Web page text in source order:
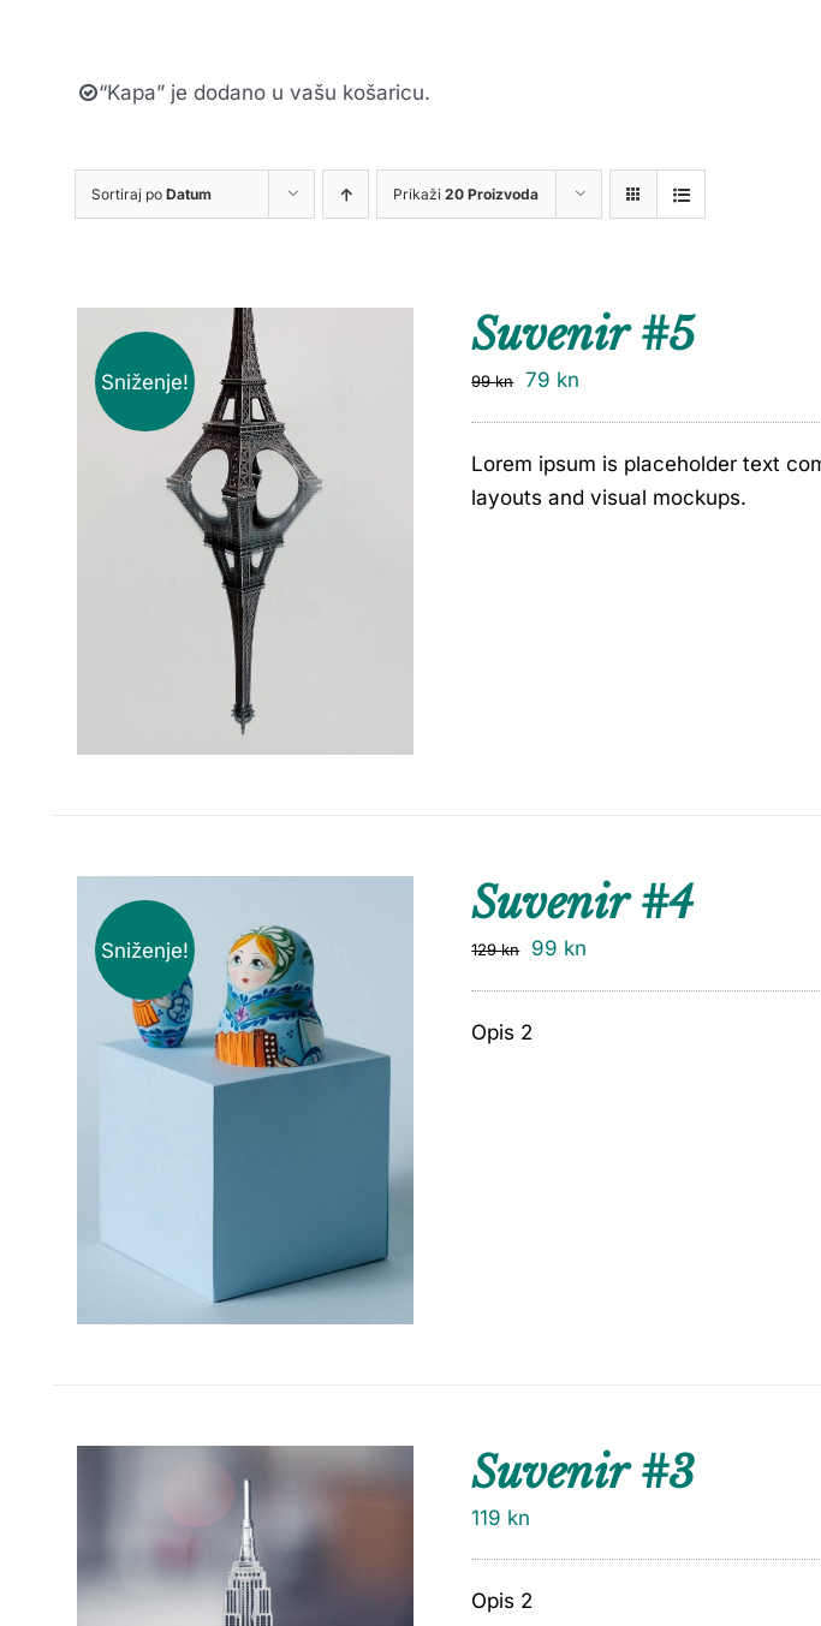
“Kapa” je dodano u vašu košaricu.
Sortiraj po Datum Prikaži 20 Proizvoda
Sniženje!
Suvenir #5
99kn 79 kn
Lorem ipsum is placeholder text
layouts and visual mockups.
Sniženje!
Suvenir #4
129kn 99 kn
Opis 2
Suvenir #3
119 kn
Opis 2